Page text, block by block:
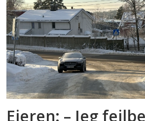
Eieren: – Jeg